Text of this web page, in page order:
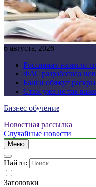
6 августа, 2026
Россиянам назвали
ФАС разработала
Банки обяжут
Стаж уже не так
Бизнес обучение
Новостная рассылка
Случайные новости
Меню
Найти:
Заголовки